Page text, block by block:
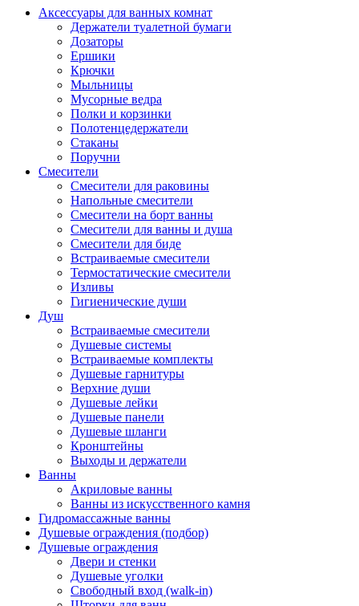
Аксессуары для ванных комнат
Держатели туалетной бумаги
Дозаторы
Ершики
Крючки
Мыльницы
Мусорные ведра
Полки и корзинки
Полотенцедержатели
Стаканы
Поручни
Смесители
Смесители для раковины
Напольные смесители
Смесители на борт ванны
Смесители для ванны и душа
Смесители для биде
Встраиваемые смесители
Термостатические смесители
Изливы
Гигиенические души
Душ
Встраиваемые смесители
Душевые системы
Встраиваемые комплекты
Душевые гарнитуры
Верхние души
Душевые лейки
Душевые панели
Душевые шланги
Кронштейны
Выходы и держатели
Ванны
Акриловые ванны
Ванны из искусственного камня
Гидромассажные ванны
Душевые ограждения (подбор)
Душевые ограждения
Двери и стенки
Душевые уголки
Свободный вход (walk-in)